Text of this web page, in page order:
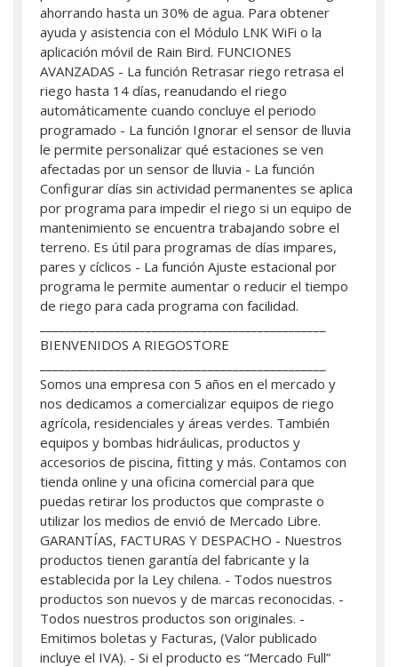
ahorrando hasta un 30% de agua. Para obtener
ayuda y asistencia con el Módulo LNK WiFi o la
aplicación móvil de Rain Bird. FUNCIONES
AVANZADAS - La función Retrasar riego retrasa el
riego hasta 14 días, reanudando el riego
automáticamente cuando concluye el periodo
programado - La función Ignorar el sensor de lluvia
le permite personalizar qué estaciones se ven
afectadas por un sensor de lluvia - La función
Configurar días sin actividad permanentes se aplica
por programa para impedir el riego si un equipo de
mantenimiento se encuentra trabajando sobre el
terreno. Es útil para programas de días impares,
pares y cíclicos - La función Ajuste estacional por
programa le permite aumentar o reducir el tiempo
de riego para cada programa con facilidad.
BIENVENIDOS A RIEGOSTORE
Somos una empresa con 5 años en el mercado y
nos dedicamos a comercializar equipos de riego
agrícola, residenciales y áreas verdes. También
equipos y bombas hidráulicas, productos y
accesorios de piscina, fitting y más. Contamos con
tienda online y una oficina comercial para que
puedas retirar los productos que compraste o
utilizar los medios de envió de Mercado Libre.
GARANTÍAS, FACTURAS Y DESPACHO - Nuestros
productos tienen garantía del fabricante y la
establecida por la Ley chilena. - Todos nuestros
productos son nuevos y de marcas reconocidas. -
Todos nuestros productos son originales. -
Emitimos boletas y Facturas, (Valor publicado
incluye el IVA). - Si el producto es “Mercado Full”